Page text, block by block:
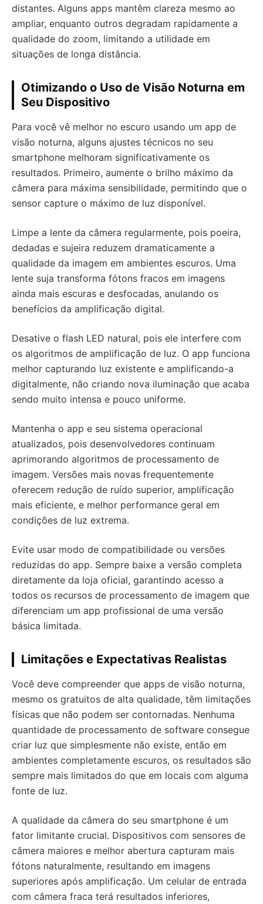
distantes. Alguns apps mantêm clareza mesmo ao
ampliar, enquanto outros degradam rapidamente a
qualidade do zoom, limitando a utilidade em
situações de longa distância.
Otimizando o Uso de Visão Noturna em
Seu Dispositivo
Para você vê melhor no escuro usando um app de
visão noturna, alguns ajustes técnicos no seu
smartphone melhoram significativamente os
resultados. Primeiro, aumente o brilho máximo da
câmera para máxima sensibilidade, permitindo que o
sensor capture o máximo de luz disponível.
Limpe a lente da câmera regularmente, pois poeira,
dedadas e sujeira reduzem dramaticamente a
qualidade da imagem em ambientes escuros. Uma
lente suja transforma fótons fracos em imagens
ainda mais escuras e desfocadas, anulando os
benefícios da amplificação digital.
Desative o flash LED natural, pois ele interfere com
os algoritmos de amplificação de luz. O app funciona
melhor capturando luz existente e amplificando-a
digitalmente, não criando nova iluminação que acaba
sendo muito intensa e pouco uniforme.
Mantenha o app e seu sistema operacional
atualizados, pois desenvolvedores continuam
aprimorando algoritmos de processamento de
imagem. Versões mais novas frequentemente
oferecem redução de ruído superior, amplificação
mais eficiente, e melhor performance geral em
condições de luz extrema.
Evite usar modo de compatibilidade ou versões
reduzidas do app. Sempre baixe a versão completa
diretamente da loja oficial, garantindo acesso a
todos os recursos de processamento de imagem que
diferenciam um app profissional de uma versão
básica limitada.
Limitações e Expectativas Realistas
Você deve compreender que apps de visão noturna,
mesmo os gratuitos de alta qualidade, têm limitações
físicas que não podem ser contornadas. Nenhuma
quantidade de processamento de software consegue
criar luz que simplesmente não existe, então em
ambientes completamente escuros, os resultados são
sempre mais limitados do que em locais com alguma
fonte de luz.
A qualidade da câmera do seu smartphone é um
fator limitante crucial. Dispositivos com sensores de
câmera maiores e melhor abertura capturam mais
fótons naturalmente, resultando em imagens
superiores após amplificação. Um celular de entrada
com câmera fraca terá resultados inferiores,